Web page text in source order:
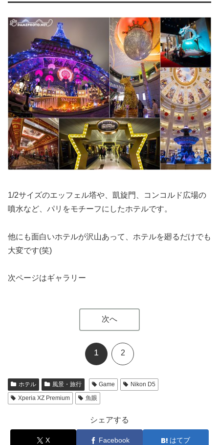
1/2サイズのエッフェル塔や、凱旋門、コンコルド広場の
噴水など、パリをモチーフにしたホテルです。
他にも面白いホテルが沢山あって、ホテルを廻るだけでも
大変です(笑)
次ページはギャラリー
次へ
1 2
ホテル 風景・旅行 Game
Nikon D5
Xperia XZ Premium
魚眼
シェアする
X Facebook はてブ